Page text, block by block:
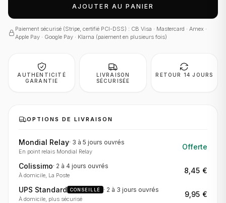
AJOUTER AU PANIER
Paiement sécurisé (Stripe, certifié PCI-DSS) : CB Visa · Mastercard · Amex ·
Apple Pay · Google Pay · Klarna (paiement en plusieurs fois)
AUTHENTICITÉ
GARANTIE
LIVRAISON
SÉCURISÉE
RETOUR 14 JOURS
OPTIONS DE LIVRAISON
Mondial Relay· 3 à 5 jours ouvrés
En point relais Mondial Relay
Offerte
Colissimo· 2 à 4 jours ouvrés
À domicile, La Poste
8,45 €
UPS Standard CONSEILLÉ · 2 à 3 jours ouvrés
À domicile, plus sécurisé
9,95 €